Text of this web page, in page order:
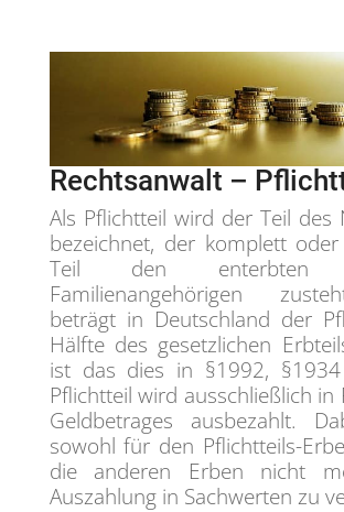
Rechtsanwalt –
Als Pflichtteil wird der Teil des
bezeichnet, der komplett
Teil den enterbten
Familienangehörigen
beträgt in Deutschland der
Hälfte des gesetzlichen
ist das dies in §1992,
Pflichtteil wird ausschließlich in
Geldbetrages ausbezahlt.
sowohl für den Pflichtteils-
die anderen Erben nicht
Auszahlung in Sachwerten zu